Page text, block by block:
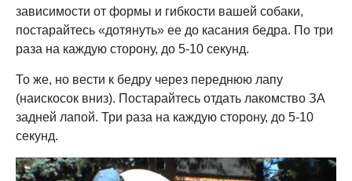
зависимости от формы и гибкости вашей собаки,
постарайтесь «дотянуть» ее до касания бедра. По три
раза на каждую сторону, до 5-10 секунд.
То же, но вести к бедру через переднюю лапу
(наискосок вниз). Постарайтесь отдать лакомство ЗА
задней лапой. Три раза на каждую сторону, до 5-10
секунд.